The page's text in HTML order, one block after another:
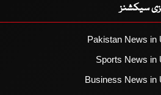
سیکشنز
Pakistan News in
Sports News in
Business News in